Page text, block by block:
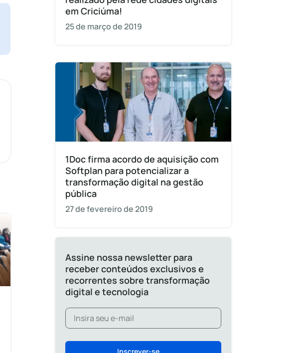
em Criciúma!
25 de março de 2019
1Doc firma acordo de aquisição com
Softplan para potencializar a
transformação digital na gestão
pública
27 de fevereiro de 2019
Assine nossa newsletter para
receber conteúdos exclusivos e
recorrentes sobre transformação
digital e tecnologia
Inscrever-se